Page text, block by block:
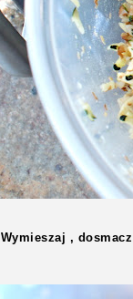
Wymieszaj ,